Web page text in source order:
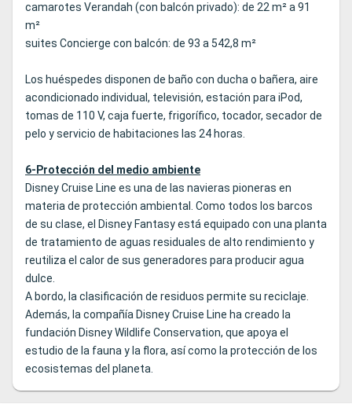
camarotes Verandah (con balcón privado): de 22 m² a 91
m²
suites Concierge con balcón: de 93 a 542,8 m²
Los huéspedes disponen de baño con ducha o bañera, aire
acondicionado individual, televisión, estación para iPod,
tomas de 110 V, caja fuerte, frigorífico, tocador, secador de
pelo y servicio de habitaciones las 24 horas.
6-Protección del medio ambiente
Disney Cruise Line es una de las navieras pioneras en
materia de protección ambiental. Como todos los barcos
de su clase, el Disney Fantasy está equipado con una planta
de tratamiento de aguas residuales de alto rendimiento y
reutiliza el calor de sus generadores para producir agua
dulce.
A bordo, la clasificación de residuos permite su reciclaje.
Además, la compañía Disney Cruise Line ha creado la
fundación Disney Wildlife Conservation, que apoya el
estudio de la fauna y la flora, así como la protección de los
ecosistemas del planeta.